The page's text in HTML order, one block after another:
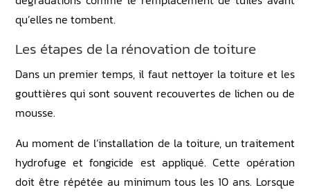
qu’elles ne tombent.
Les étapes de la rénovation de toiture
Dans un premier temps, il faut nettoyer la toiture et les
gouttières qui sont souvent recouvertes de lichen ou de
mousse.
Au moment de l’installation de la toiture, un traitement
hydrofuge et fongicide est appliqué. Cette opération
doit être répétée au minimum tous les 10 ans. Lorsque